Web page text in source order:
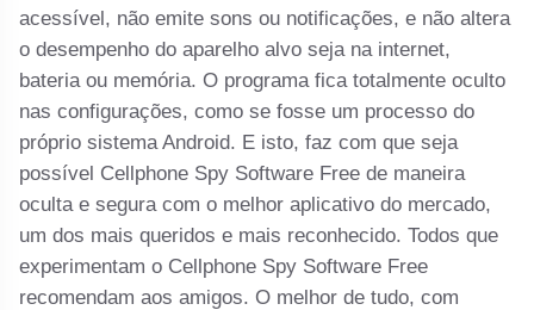
acessível, não emite sons ou notificações, e não altera
o desempenho do aparelho alvo seja na internet,
bateria ou memória. O programa fica totalmente oculto
nas configurações, como se fosse um processo do
próprio sistema Android. E isto, faz com que seja
possível Cellphone Spy Software Free de maneira
oculta e segura com o melhor aplicativo do mercado,
um dos mais queridos e mais reconhecido. Todos que
experimentam o Cellphone Spy Software Free
recomendam aos amigos. O melhor de tudo, com